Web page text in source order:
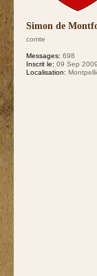
Simon de
comte
Messages: 698
Inscrit le: 09 Sep
Localisation: